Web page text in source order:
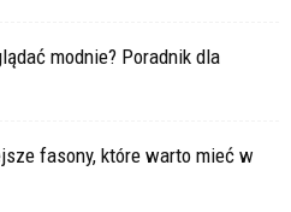
modnie? Poradnik dla
fasony, które warto mieć w